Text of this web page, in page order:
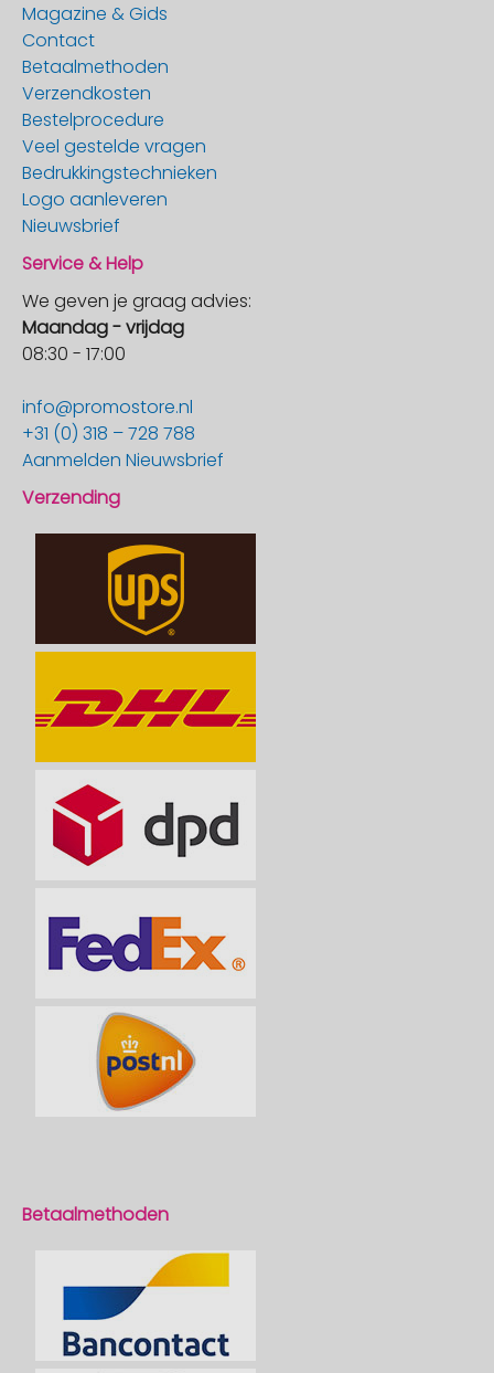
Magazine & Gids
Contact
Betaalmethoden
Verzendkosten
Bestelprocedure
Veel gestelde vragen
Bedrukkingstechnieken
Logo aanleveren
Nieuwsbrief
Service & Help
We geven je graag advies:
Maandag - vrijdag
08:30 - 17:00
info@promostore.nl
+31 (0) 318 – 728 788
Aanmelden Nieuwsbrief
Verzending
Betaalmethoden